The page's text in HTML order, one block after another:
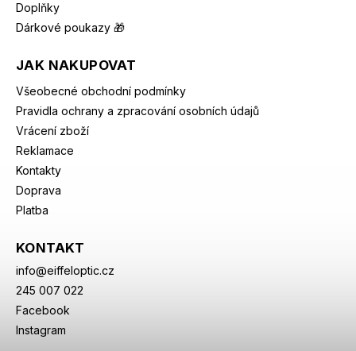
Doplňky
Dárkové poukazy 🎁
JAK NAKUPOVAT
Všeobecné obchodní podmínky
Pravidla ochrany a zpracování osobních údajů
Vrácení zboží
Reklamace
Kontakty
Doprava
Platba
KONTAKT
info@eiffeloptic.cz
245 007 022
Facebook
Instagram